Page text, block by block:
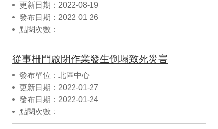
更新日期：2022-08-19
發布日期：2022-01-26
點閱次數：
從事柵門啟閉作業發生倒塌致死災害
發布單位：北區中心
更新日期：2022-01-27
發布日期：2022-01-24
點閱次數：